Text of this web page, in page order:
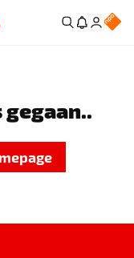
gegaan..